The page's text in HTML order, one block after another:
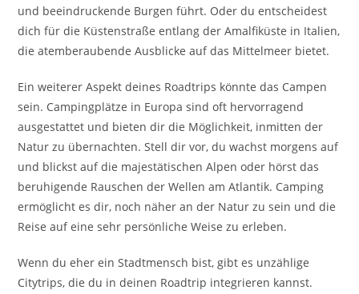
und beeindruckende Burgen führt. Oder du entscheidest
dich für die Küstenstraße entlang der Amalfiküste in Italien,
die atemberaubende Ausblicke auf das Mittelmeer bietet.
Ein weiterer Aspekt deines Roadtrips könnte das Campen
sein. Campingplätze in Europa sind oft hervorragend
ausgestattet und bieten dir die Möglichkeit, inmitten der
Natur zu übernachten. Stell dir vor, du wachst morgens auf
und blickst auf die majestätischen Alpen oder hörst das
beruhigende Rauschen der Wellen am Atlantik. Camping
ermöglicht es dir, noch näher an der Natur zu sein und die
Reise auf eine sehr persönliche Weise zu erleben.
Wenn du eher ein Stadtmensch bist, gibt es unzählige
Citytrips, die du in deinen Roadtrip integrieren kannst.